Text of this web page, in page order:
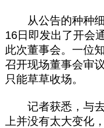
从公告的种种细
16日即发出了开会
此次董事会。一位
召开现场董事会审
只能草草收场。
记者获悉，与去
上并没有太大变化